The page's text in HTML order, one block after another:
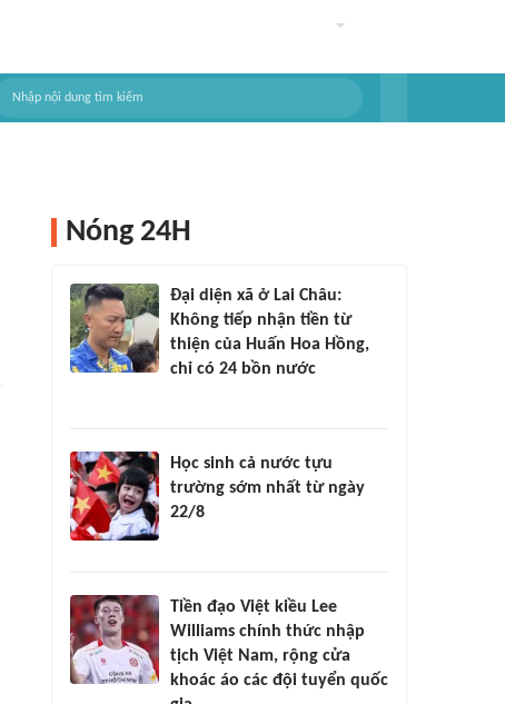
Nóng 24H
Đại diện xã ở Lai Châu:
Không tiếp nhận tiền từ
thiện của Huấn Hoa Hồng,
chỉ có 24 bồn nước
Học sinh cả nước tựu
trường sớm nhất từ ngày
22/8
Tiền đạo Việt kiều Lee
Williams chính thức nhập
tịch Việt Nam, rộng cửa
khoác áo các đội tuyển quốc